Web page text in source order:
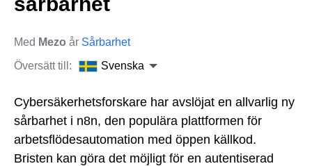
Med Mezo år Sårbarhet
Översätt till:
Svenska
Cybersäkerhetsforskare har avslöjat en allvarlig ny
sårbarhet i n8n, den populära plattformen för
arbetsflödesautomation med öppen källkod.
Bristen kan göra det möjligt för en autentiserad